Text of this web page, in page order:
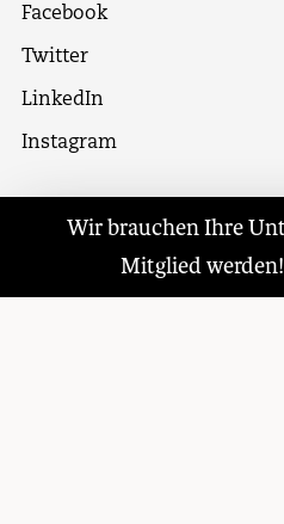
Wir brauchen Ihre
Mitglied werden!
Facebook
Twitter
LinkedIn
Instagram